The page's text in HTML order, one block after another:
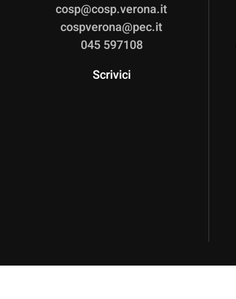
cosp@cosp.verona.it
cospverona@pec.it
045 597108
Scrivici